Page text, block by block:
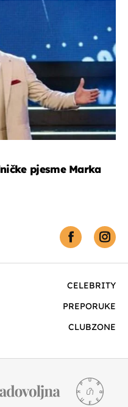
pjesme Marka
CELEBRITY
PREPORUKE
CLUBZONE